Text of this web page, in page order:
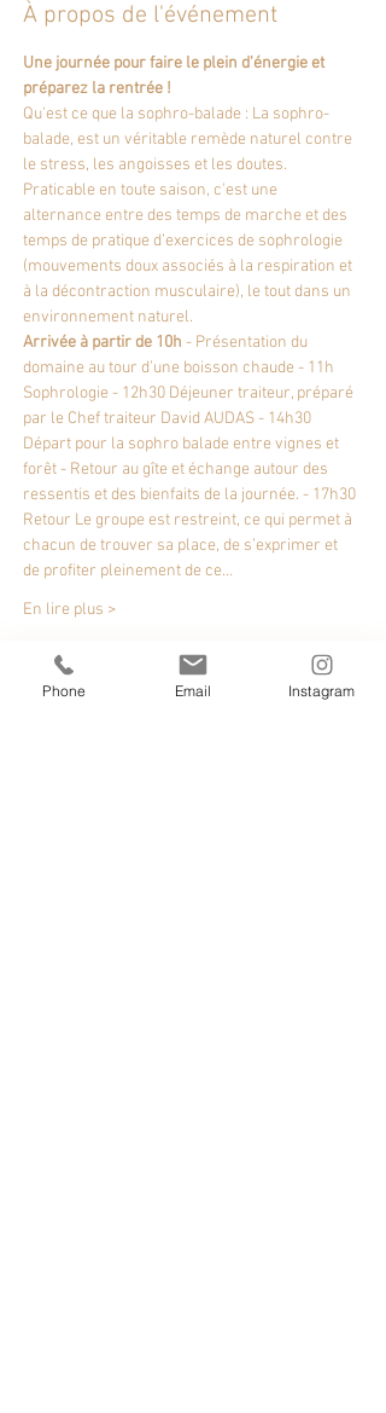
À propos de l'événement
Une journée pour faire le plein d'énergie et
préparez la rentrée !
Qu'est ce que la sophro-balade : La sophro-
balade, est un véritable remède naturel contre
le stress, les angoisses et les doutes.
Praticable en toute saison, c'est une
alternance entre des temps de marche et des
temps de pratique d’exercices de sophrologie
(mouvements doux associés à la respiration et
à la décontraction musculaire), le tout dans un
environnement naturel.
Arrivée à partir de 10h - Présentation du
domaine au tour d’une boisson chaude - 11h
Sophrologie - 12h30 Déjeuner traiteur, préparé
par le Chef traiteur David AUDAS - 14h30
Départ pour la sophro balade entre vignes et
forêt - Retour au gîte et échange autour des
ressentis et des bienfaits de la journée. - 17h30
Retour Le groupe est restreint, ce qui permet à
chacun de trouver sa place, de s’exprimer et
de profiter pleinement de ce…
En lire plus >
Phone Email Instagram